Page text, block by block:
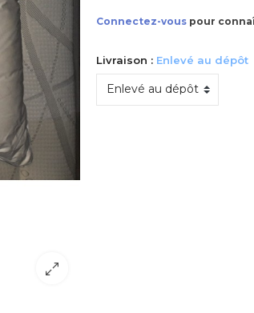
Connectez-vous pour
Livraison : Enlevé au dépôt